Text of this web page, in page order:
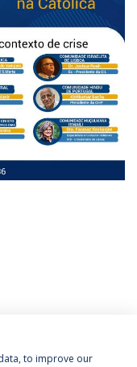
to improve our